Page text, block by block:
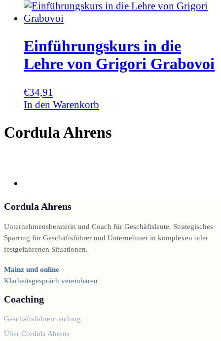
Einführungskurs in die
Lehre von Grigori Grabovoi
€34,91
In den Warenkorb
Cordula Ahrens
Cordula Ahrens
Unternehmensberaterin und Coach für Geschäftsleute. Strategisches
Sparring für Geschäftsführer und Unternehmer in komplexen oder
festgefahrenen Situationen.
Mainz und online
Klarheitsgespräch vereinbaren
Coaching
Geschäftsführercoaching
Über Cordula Ahrens